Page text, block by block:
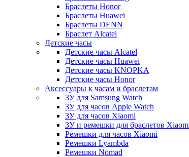
Браслеты Honor
Браслеты Huawei
Браслеты DENN
Браслет Alcatel
Детские часы
Детские часы Alcatel
Детские часы Huawei
Детские часы KNOPKA
Детские часы Honor
Аксессуары к часам и браслетам
ЗУ для Samsung Watch
ЗУ для часов Apple Watch
ЗУ для часов Xiaomi
ЗУ и ремешки для браслетов
Ремешки для часов Xiaomi
Ремешки Lyambda
Ремешки Nomad